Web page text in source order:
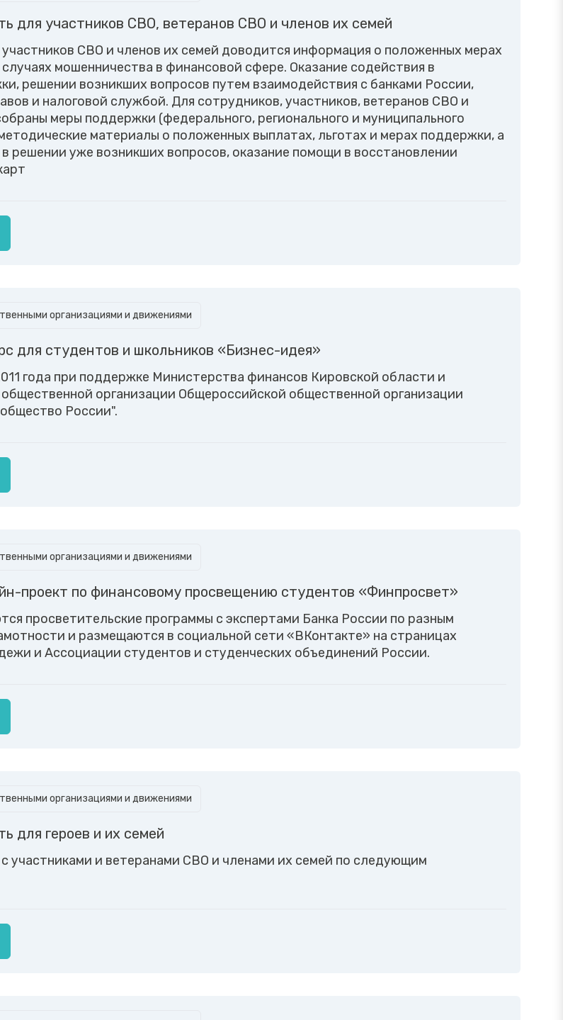
для участников СВО, ветеранов СВО и членов их семей
СВО и членов их семей доводится информация о положенных мерах
мошенничества в финансовой сфере. Оказание содействия в
решении возникших вопросов путем взаимодействия с банками России,
и налоговой службой. Для сотрудников, участников, ветеранов СВО и
меры поддержки (федерального, регионального и муниципального
материалы о положенных выплатах, льготах и мерах поддержки, а
решении уже возникших вопросов, оказание помощи в восстановлении
организациями и движениями
для студентов и школьников «Бизнес-идея»
года при поддержке Министерства финансов Кировской области и
организации Общероссийской общественной организации
России".
организациями и движениями
проект по финансовому просвещению студентов «Финпросвет»
просветительские программы с экспертами Банка России по разным
и размещаются в социальной сети «ВКонтакте» на страницах
и Ассоциации студентов и студенческих объединений России.
организациями и движениями
для героев и их семей
участниками и ветеранами СВО и членами их семей по следующим